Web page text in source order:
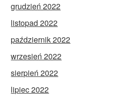
grudzień 2022
listopad 2022
październik 2022
wrzesień 2022
sierpień 2022
lipiec 2022